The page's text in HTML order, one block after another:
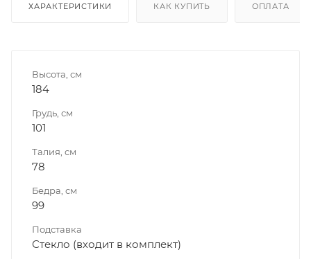
ХАРАКТЕРИСТИКИ КАК КУПИТЬ ОПЛАТА
Высота, см
184
Грудь, см
101
Талия, см
78
Бедра, см
99
Подставка
Стекло (входит в комплект)